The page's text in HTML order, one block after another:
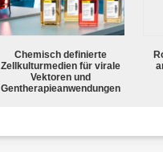
Chemisch definierte
Zellkulturmedien für virale
Vektoren und
Gentherapieanwendungen